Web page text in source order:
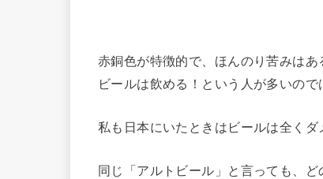
赤銅色が特徴的で、ほんのり苦みは
ビールは飲める！という人が多いので
私も日本にいたときはビールは全くダ
同じ「アルトビール」と言っても、